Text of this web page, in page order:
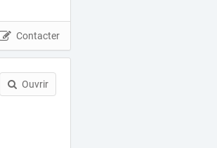
Contacter
Ouvrir